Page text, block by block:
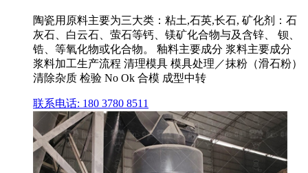
陶瓷用原料主要为三大类：粘土,石英,长石, 矿化剂：石
灰石、白云石、萤石等钙、镁矿化合物与及含锌、 钡、
锆、等氧化物或化合物。 釉料主要成分 浆料主要成分
浆料加工生产流程 清理模具 模具处理／抹粉（滑石粉）
清除杂质 检验 No Ok 合模 成型中转
联系电话: 180 3780 8511